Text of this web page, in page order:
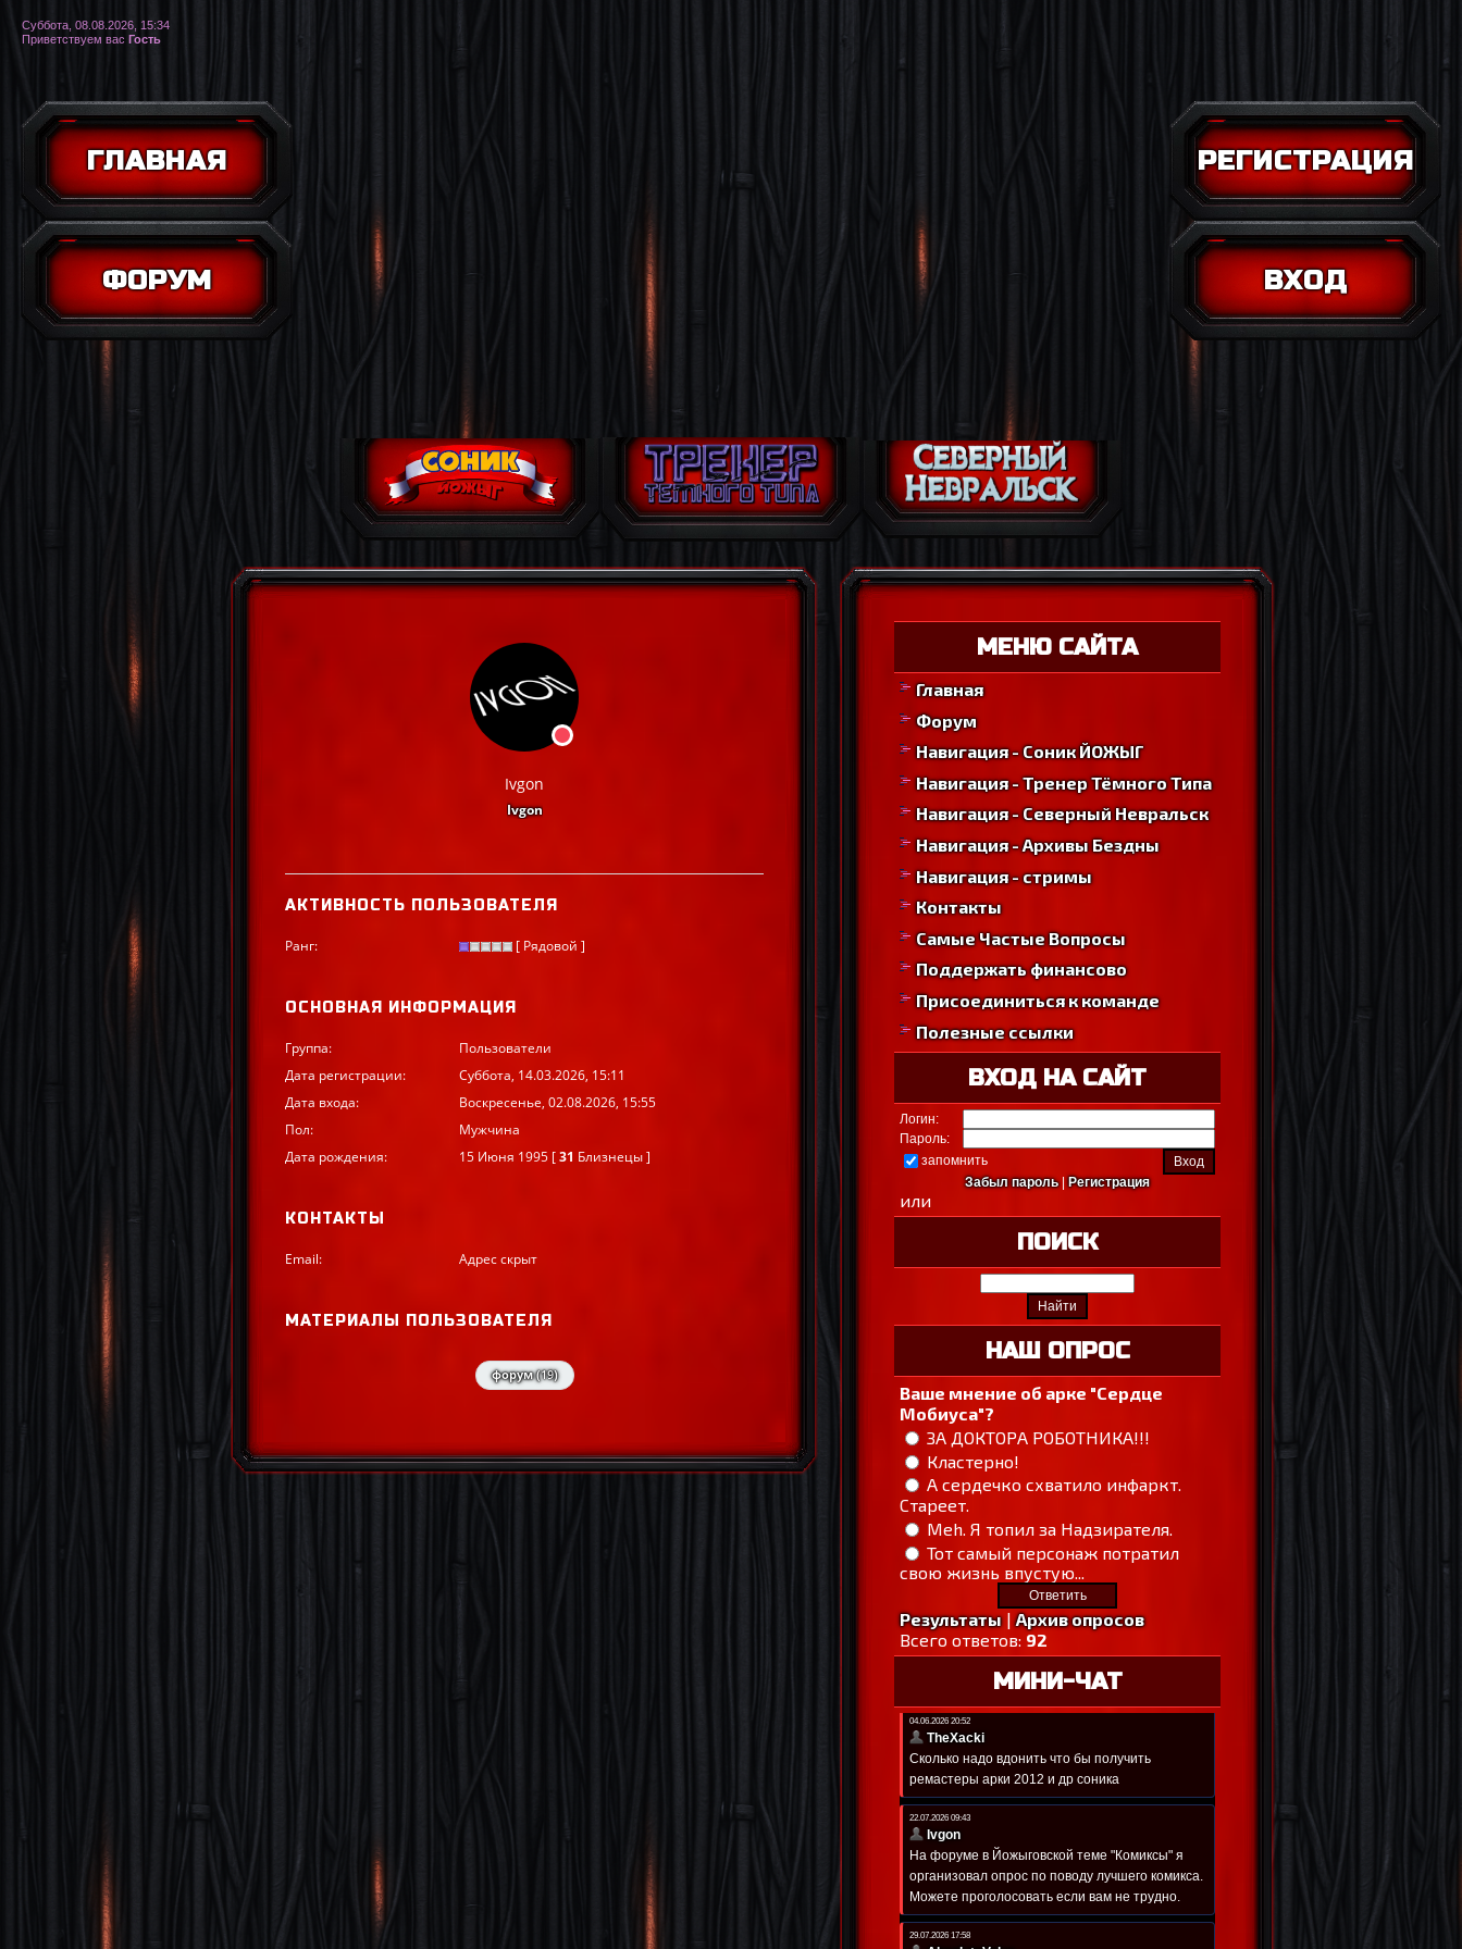
ГЛАВНАЯ
ФОРУМ
РЕГИСТРАЦИЯ
ВХОД
Суббота, 08.08.2026, 15:34
Приветствуем вас Гость
Ivgon
Ivgon
АКТИВНОСТЬ ПОЛЬЗОВАТЕЛЯ
Ранг: [ Рядовой ]
ОСНОВНАЯ ИНФОРМАЦИЯ
Группа:
Пользователи
Дата регистрации:
Суббота, 14.03.2026, 15:11
Дата входа:
Воскресенье, 02.08.2026, 15:55
Пол:
Мужчина
Дата рождения:
15 Июня 1995 [31 Близнецы ]
КОНТАКТЫ
Email: Адрес скрыт
МАТЕРИАЛЫ ПОЛЬЗОВАТЕЛЯ
форум (19)
МЕНЮ САЙТА
Главная
Форум
Навигация - Соник ЙОЖЫГ
Навигация - Тренер Тёмного Типа
Навигация - Северный Невральск
Навигация - Архивы Бездны
Навигация - стримы
Контакты
Самые Частые Вопросы
Поддержать финансово
Присоединиться к команде
Полезные ссылки
ВХОД НА САЙТ
Логин:
Пароль:
запомнить
Забыл пароль|Регистрация
или
ПОИСК
НАШ ОПРОС
Ваше мнение об арке "Сердце
Мобиуса"?
ЗА ДОКТОРА РОБОТНИКА!!!
Кластерно!
А сердечко схватило инфаркт.
Стареет.
Meh. Я топил за Надзирателя.
Тот самый персонаж потратил
свою жизнь впустую...
Результаты|Архив опросов
Всего ответов: 92
МИНИ-ЧАТ